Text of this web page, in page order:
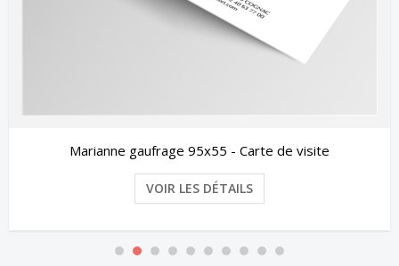
Marianne gaufrage 95x55 - Carte de visite
VOIR LES DÉTAILS